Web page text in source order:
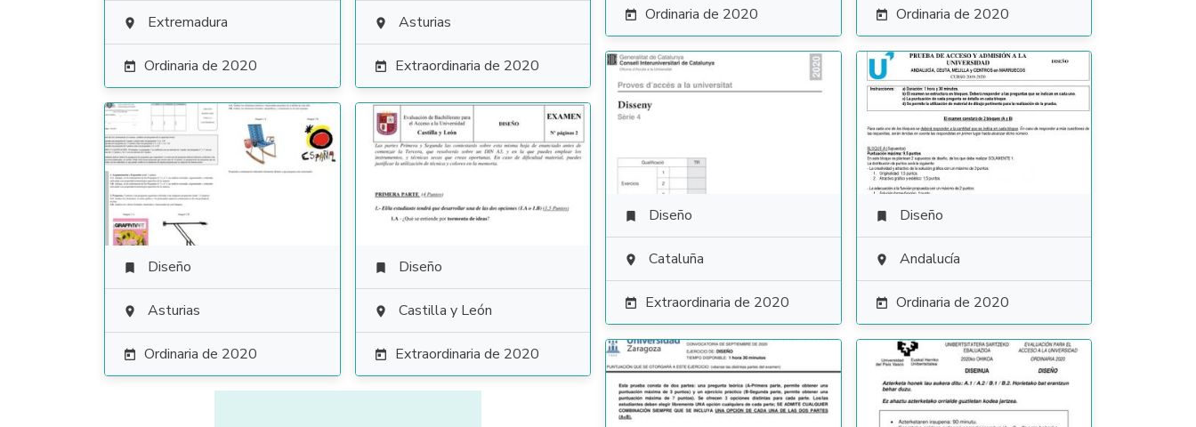
 Ordinaria de 2020  Ordinaria de 2020
 Extremadura
 Ordinaria de 2020
 Asturias
 Extraordinaria de 2020
 Diseño
 Cataluña
 Extraordinaria de 2020
 Diseño
 Andalucía
 Ordinaria de 2020
 Diseño
 Asturias
 Ordinaria de 2020
 Diseño
 Castilla y León
 Extraordinaria de 2020